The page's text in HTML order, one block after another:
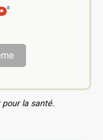
la santé.